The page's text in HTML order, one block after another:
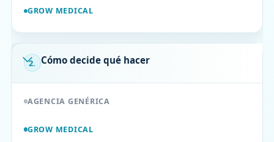
GROW MEDICAL
2. Cómo decide qué hacer
AGENCIA GENÉRICA
GROW MEDICAL